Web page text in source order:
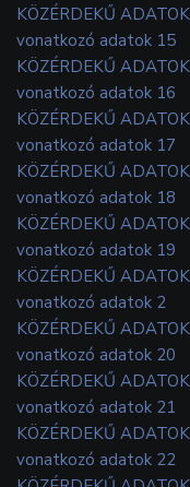
KÖZÉRDEKŰ
vonatkozó adatok 15
KÖZÉRDEKŰ
vonatkozó adatok 16
KÖZÉRDEKŰ
vonatkozó adatok 17
KÖZÉRDEKŰ
vonatkozó adatok 18
KÖZÉRDEKŰ
vonatkozó adatok 19
KÖZÉRDEKŰ
vonatkozó adatok 2
KÖZÉRDEKŰ
vonatkozó adatok 20
KÖZÉRDEKŰ
vonatkozó adatok 21
KÖZÉRDEKŰ
vonatkozó adatok 22